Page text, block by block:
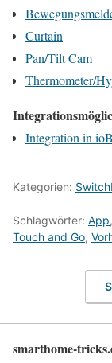
Curtain
Pan/Tilt Cam
Thermometer/
Integration in
Kategorien:
Schlagwörter: App,
Touch and Go,
smarthome-